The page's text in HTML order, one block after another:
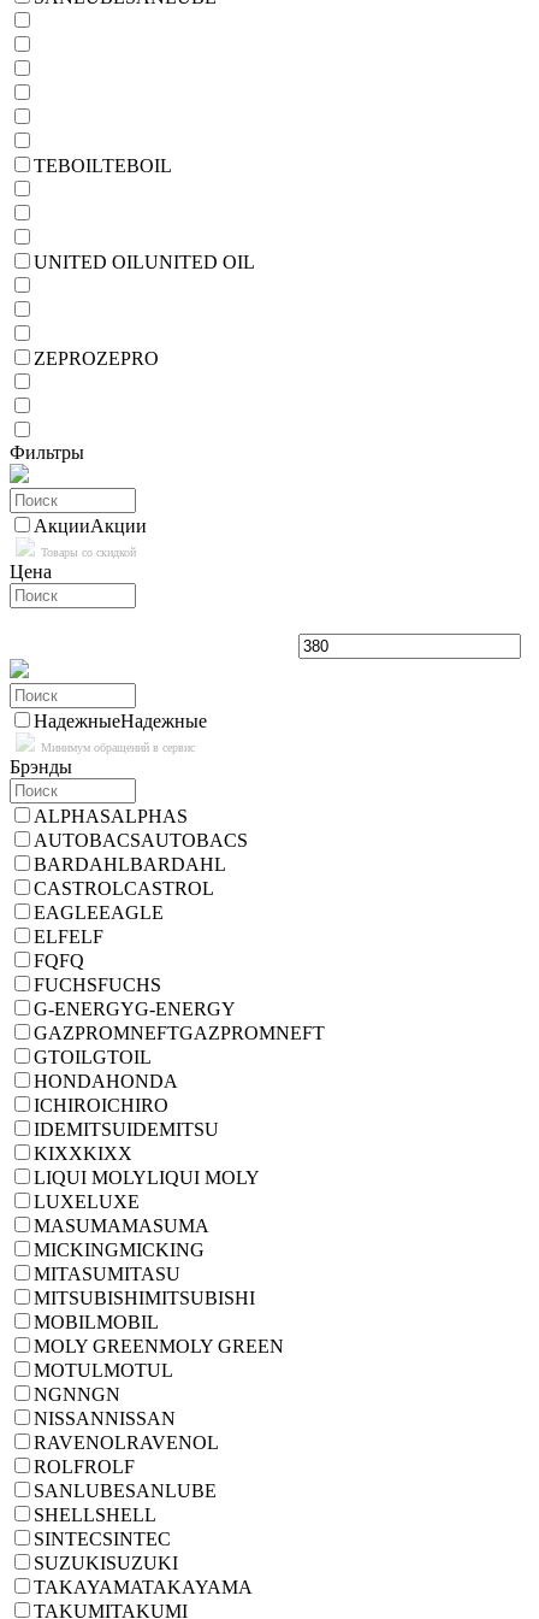
TEBOILTEBOIL
UNITED OILUNITED OIL
ZEPROZEPRO
Фильтры
АкцииАкции
Товары со скидкой
Цена
НадежныеНадежные
Минимум обращений в сервис
Брэнды
ALPHASALPHAS
AUTOBACSAUTOBACS
BARDAHLBARDAHL
CASTROLCASTROL
EAGLEEAGLE
ELFELF
FQFQ
FUCHSFUCHS
G-ENERGYG-ENERGY
GAZPROMNEFTGAZPROMNEFT
GTOILGTOIL
HONDAHONDA
ICHIROICHIRO
IDEMITSUIDEMITSU
KIXXKIXX
LIQUI MOLYLIQUI MOLY
LUXELUXE
MASUMAMASUMA
MICKINGMICKING
MITASUMITASU
MITSUBISHIMITSUBISHI
MOBILMOBIL
MOLY GREENMOLY GREEN
MOTULMOTUL
NGNNGN
NISSANNISSAN
RAVENOLRAVENOL
ROLFROLF
SANLUBESANLUBE
SHELLSHELL
SINTECSINTEC
SUZUKISUZUKI
TAKAYAMATAKAYAMA
TAKUMITAKUMI